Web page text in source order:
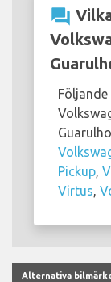
question_answer
Pickup,
Virtus,
Alternativa